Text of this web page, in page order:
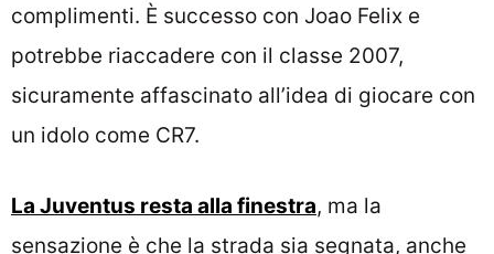
complimenti. È successo con Joao Felix e
potrebbe riaccadere con il classe 2007,
sicuramente affascinato all’idea di giocare con
un idolo come CR7.
La Juventus resta alla finestra, ma la
sensazione è che la strada sia segnata, anche